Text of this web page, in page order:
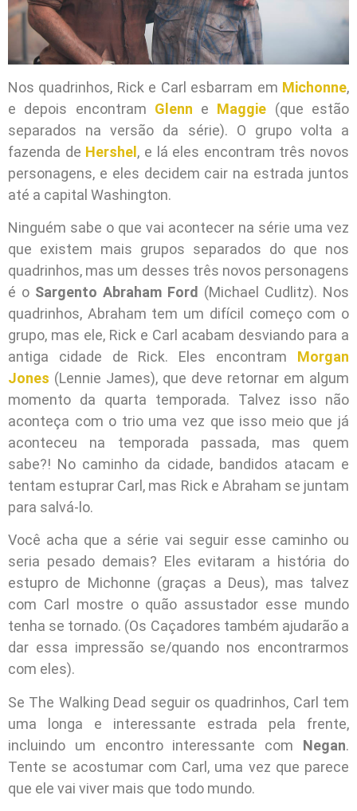
Nos quadrinhos, Rick e Carl esbarram em Michonne,
e depois encontram Glenn e Maggie (que estão
separados na versão da série). O grupo volta a
fazenda de Hershel, e lá eles encontram três novos
personagens, e eles decidem cair na estrada juntos
até a capital Washington.
Ninguém sabe o que vai acontecer na série uma vez
que existem mais grupos separados do que nos
quadrinhos, mas um desses três novos personagens
é o Sargento Abraham Ford (Michael Cudlitz). Nos
quadrinhos, Abraham tem um difícil começo com o
grupo, mas ele, Rick e Carl acabam desviando para a
antiga cidade de Rick. Eles encontram Morgan
Jones (Lennie James), que deve retornar em algum
momento da quarta temporada. Talvez isso não
aconteça com o trio uma vez que isso meio que já
aconteceu na temporada passada, mas quem
sabe?! No caminho da cidade, bandidos atacam e
tentam estuprar Carl, mas Rick e Abraham se juntam
para salvá-lo.
Você acha que a série vai seguir esse caminho ou
seria pesado demais? Eles evitaram a história do
estupro de Michonne (graças a Deus), mas talvez
com Carl mostre o quão assustador esse mundo
tenha se tornado. (Os Caçadores também ajudarão a
dar essa impressão se/quando nos encontrarmos
com eles).
Se The Walking Dead seguir os quadrinhos, Carl tem
uma longa e interessante estrada pela frente,
incluindo um encontro interessante com Negan.
Tente se acostumar com Carl, uma vez que parece
que ele vai viver mais que todo mundo.